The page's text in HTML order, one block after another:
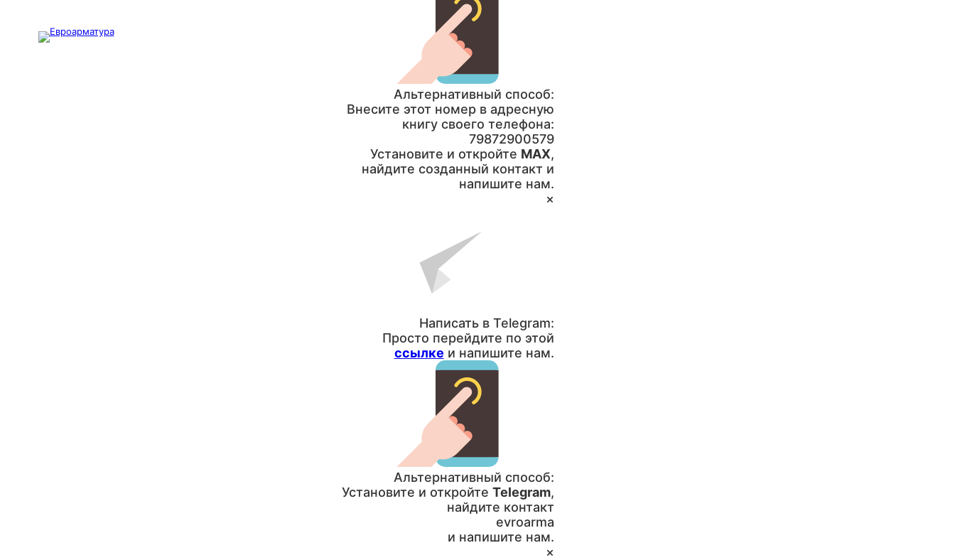
Альтернативный способ:
Внесите этот номер в адресную
книгу своего телефона:
79872900579
Установите и откройте MAX,
найдите созданный контакт и
напишите нам.
×
Написать в Telegram:
Просто перейдите по этой
ссылке и напишите нам.
Альтернативный способ:
Установите и откройте Telegram,
найдите контакт
evroarma
и напишите нам.
×